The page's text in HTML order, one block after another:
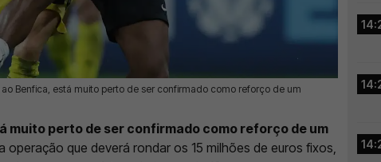
Benfica, está muito perto de ser confirmado como reforço de um
muito perto de ser confirmado como reforço de um
operação que deverá rondar os 15 milhões de euros fixos,